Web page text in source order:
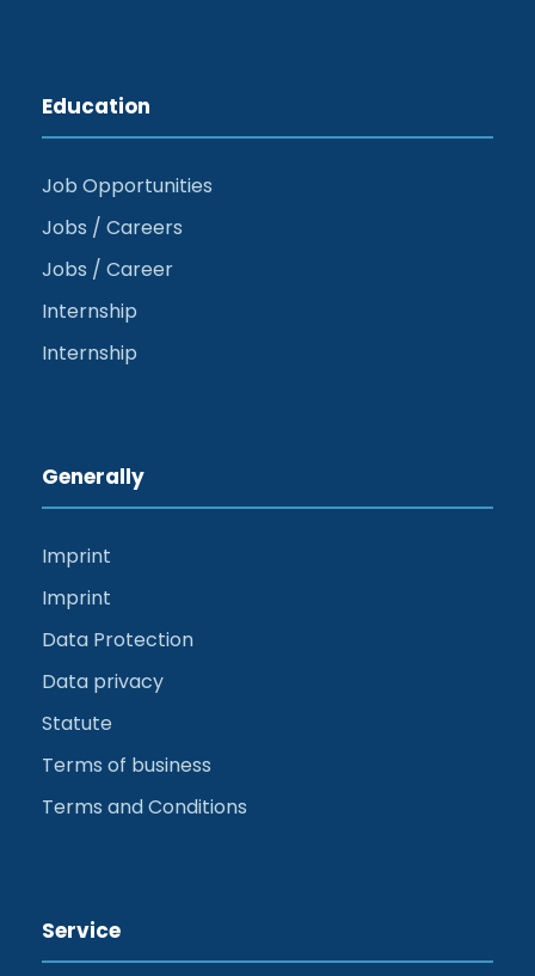
Education
Job Opportunities
Jobs / Careers
Jobs / Career
Internship
Internship
Generally
Imprint
Imprint
Data Protection
Data privacy
Statute
Terms of business
Terms and Conditions
Service